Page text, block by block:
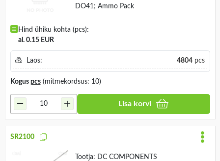
DO41; Ammo Pack
Hind ühiku kohta (pcs):
al. 0.15 EUR
Laos: 4804pcs
Kogus pcs(mitmekordsus: 10)
Lisa korvi
SR2100
Tootja:
DC COMPONENTS